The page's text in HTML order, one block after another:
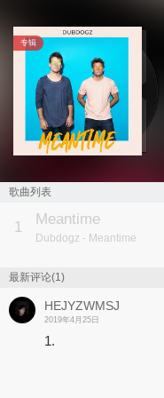
专辑
歌曲列表
1 Meantime
Dubdogz - Meantime
最新评论(1)
HEJYZWMSJ
2019年4月25日
1.